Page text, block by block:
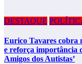
DESTAQUE
Eurico Tavares cobra
e reforça importância
Amigos dos Autistas’